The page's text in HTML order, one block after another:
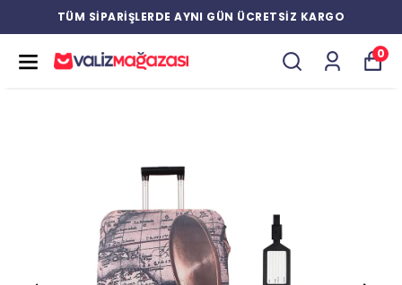
TÜM SİPARİŞLERDE AYNI GÜN ÜCRETSİZ KARGO
0